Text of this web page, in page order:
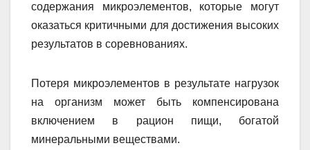
содержания микроэлементов, которые могут
оказаться критичными для достижения высоких
результатов в соревнованиях.
Потеря микроэлементов в результате нагрузок
на организм может быть компенсирована
включением в рацион пищи, богатой
минеральными веществами.